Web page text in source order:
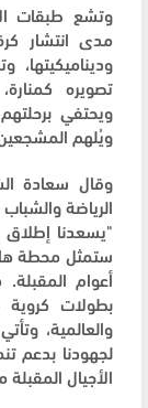
وتشع طبقات
مدى انتشار
وديناميكيتها،
تصويره
ويحتفي
ويُلهم
وقال سعادة
الرياضة
ستمثل محطة
أعوام
بطولات كروية
لجهودنا بدعم
الأجيال المقبلة